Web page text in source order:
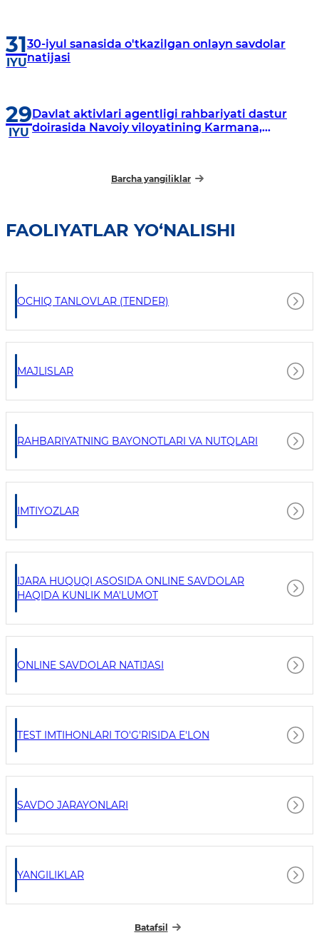
31
IYU
30-iyul sanasida o'tkazilgan onlayn savdolar
natijasi
29
IYU
Davlat aktivlari agentligi rahbariyati dastur
doirasida Navoiy viloyatining Karmana,
Barcha yangiliklar
FAOLIYATLAR YO‘NALISHI
OCHIQ TANLOVLAR (TENDER)
MAJLISLAR
RAHBARIYATNING BAYONOTLARI VA NUTQLARI
IMTIYOZLAR
IJARA HUQUQI ASOSIDA ONLINE SAVDOLAR
HAQIDA KUNLIK MA'LUMOT
ONLINE SAVDOLAR NATIJASI
TEST IMTIHONLARI TO'G'RISIDA E'LON
SAVDO JARAYONLARI
YANGILIKLAR
Batafsil